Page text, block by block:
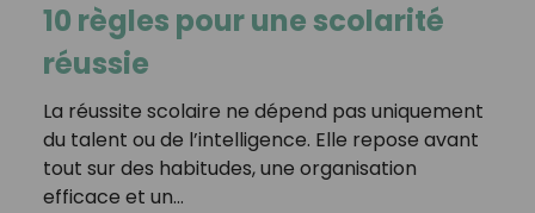
10 règles pour une scolarité
réussie
La réussite scolaire ne dépend pas uniquement
du talent ou de l’intelligence. Elle repose avant
tout sur des habitudes, une organisation
efficace et un…